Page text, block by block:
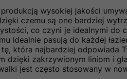
wysokiej jakości
czemu są one bardziej
co czyni je idealnymi
idealnie pasują do każdej
która najbardziej odpowiada
dzięki zakrzywionym liniom i
jest często stosowany w